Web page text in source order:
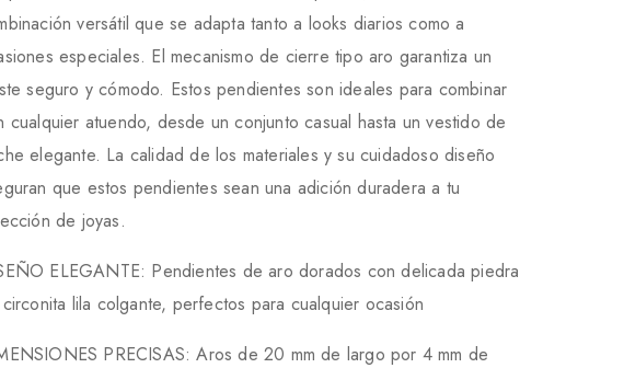
versátil que se adapta tanto a looks diarios como a
especiales. El mecanismo de cierre tipo aro garantiza un
seguro y cómodo. Estos pendientes son ideales para combinar
cualquier atuendo, desde un conjunto casual hasta un vestido de
elegante. La calidad de los materiales y su cuidadoso diseño
que estos pendientes sean una adición duradera a tu
de joyas.
ELEGANTE: Pendientes de aro dorados con delicada piedra
lila colgante, perfectos para cualquier ocasión
PRECISAS: Aros de 20 mm de largo por 4 mm de